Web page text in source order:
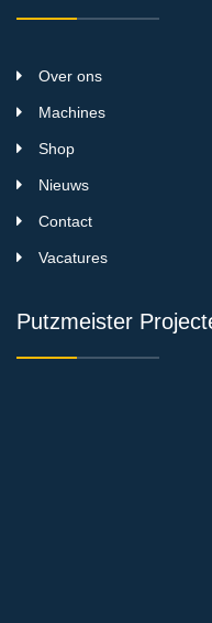
Over ons
Machines
Shop
Nieuws
Contact
Vacatures
Putzmeister